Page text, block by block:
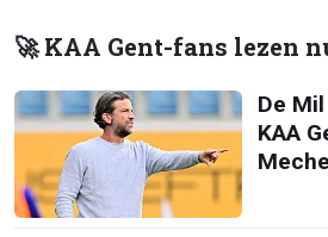
🚀 KAA Gent-fans lezen
De
KAA